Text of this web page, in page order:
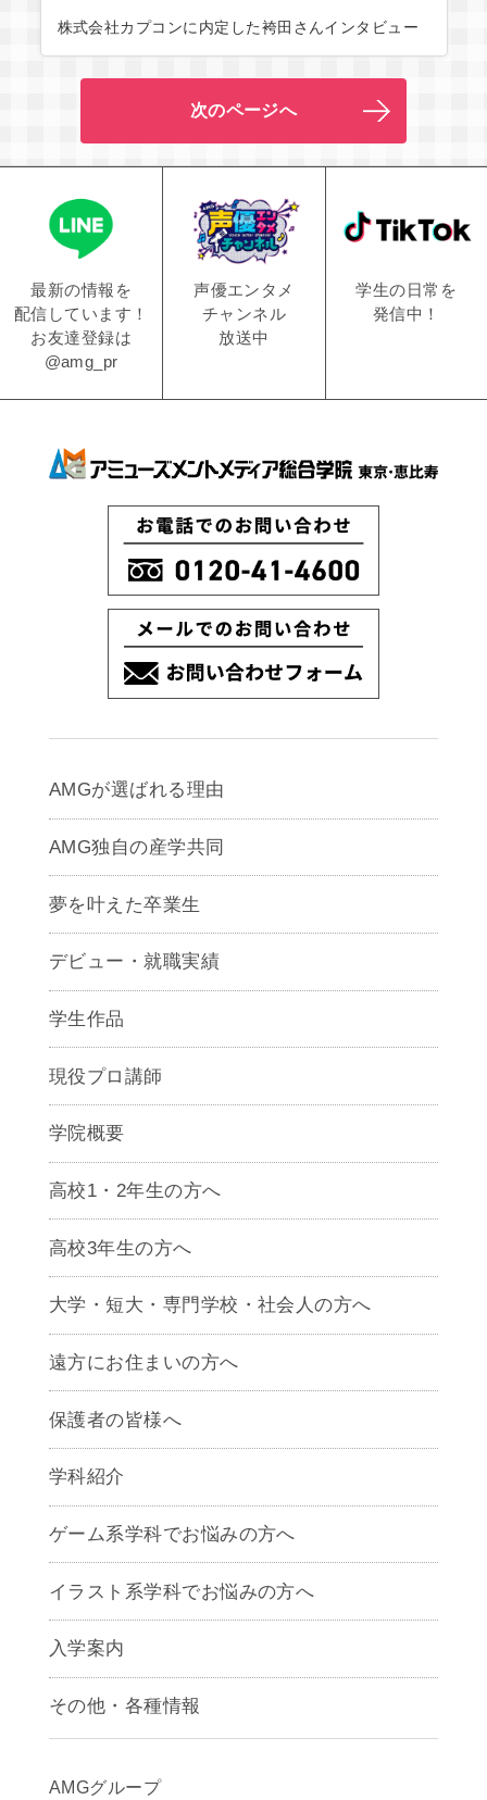
株式会社カプコンに内定した袴田さんインタビュー
次のページへ
最新の情報を
配信しています！
お友達登録は
@amg_pr
声優エンタメ
チャンネル
放送中
学生の日常を
発信中！
AMGが選ばれる理由
AMG独自の産学共同
夢を叶えた卒業生
デビュー・就職実績
学生作品
現役プロ講師
学院概要
高校1・2年生の方へ
高校3年生の方へ
大学・短大・専門学校・社会人の方へ
遠方にお住まいの方へ
保護者の皆様へ
学科紹介
ゲームクリエイター学科
CG学科
アニメーション学科
声優学科
ゲーム系学科でお悩みの方へ
イラスト系学科でお悩みの方へ
入学案内
募集要項
早期出願制度・AOエントリー
入学までの流れ
その他・各種情報
アクセス
サイトポリシー
AMGグループ